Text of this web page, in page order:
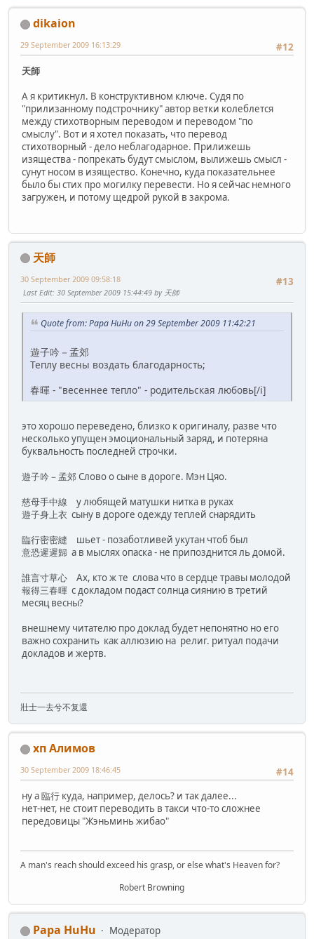
dikaion
#12
29 September 2009 16:13:29
天師
А я критикнул. В конструктивном ключе. Судя по
"прилизанному подстрочнику" автор ветки колеблется
между стихотворным переводом и переводом "по
смыслу". Вот и я хотел показать, что перевод
стихотворный - дело неблагодарное. Прилижешь
изящества - попрекать будут смыслом, вылижешь смысл -
сунут носом в изящество. Конечно, куда показательнее
было бы стих про могилку перевести. Но я сейчас немного
загружен, и потому щедрой рукой в закрома.
天師
#13
30 September 2009 09:58:18
Last Edit: 30 September 2009 15:44:49 by 天師
Quote from: Papa HuHu on 29 September 2009 11:42:21
遊子吟－孟郊
Теплу весны воздать благодарность;
春暉 - "весеннее тепло" - родительская любовь[/i]
это хорошо переведено, близко к оригиналу, разве что
несколько упущен эмоциональный заряд, и потеряна
буквальность последней строчки.
遊子吟－孟郊 Слово о сыне в дороге. Мэн Цяо.
慈母手中線 у любящей матушки нитка в руках
遊子身上衣 сыну в дороге одежду теплей снарядить
臨行密密縫 шьет - позаботливей укутан чтоб был
意恐遲遲歸 а в мыслях опаска - не припозднится ль домой.
誰言寸草心 Ах, кто ж те слова что в сердце травы молодой
報得三春暉 с докладом подаст солнца сиянию в третий
месяц весны?
внешнему читателю про доклад будет непонятно но его
важно сохранить как аллюзию на религ. ритуал подачи
докладов и жертв.
壯士一去兮不复還
хп Алимов
#14
30 September 2009 18:46:45
ну а 臨行 куда, например, делось? и так далее...
нет-нет, не стоит переводить в такси что-то сложнее
передовицы "Жэньминь жибао"
A man's reach should exceed his grasp, or else what's Heaven for?
Robert Browning
Papa HuHu
Модератор